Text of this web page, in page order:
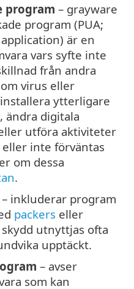
program– grayware
program (PUA;
är en
vars syfte inte
från andra
virus eller
ytterligare
ändra digitala
utföra aktiviteter
inte förväntas
om dessa
.
– inkluderar program
packers eller
utnyttjas ofta
upptäckt.
– avser
som kan